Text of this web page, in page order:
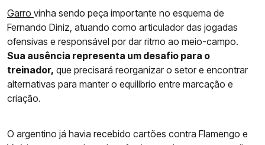
Garro vinha sendo peça importante no esquema de
Fernando Diniz, atuando como articulador das jogadas
ofensivas e responsável por dar ritmo ao meio-campo.
Sua ausência representa um desafio para o
treinador, que precisará reorganizar o setor e encontrar
alternativas para manter o equilíbrio entre marcação e
criação.
O argentino já havia recebido cartões contra Flamengo e